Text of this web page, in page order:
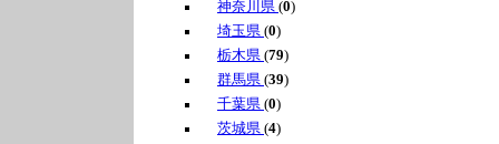
神奈川県 (0)
埼玉県 (0)
栃木県 (79)
群馬県 (39)
千葉県 (0)
茨城県 (4)